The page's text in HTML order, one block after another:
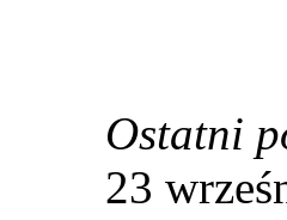
Ostatni
23